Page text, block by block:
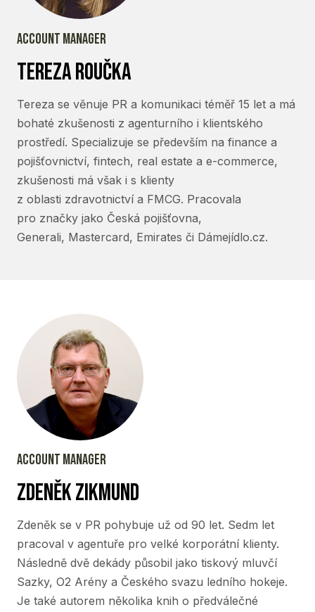
account manager
tereza roučka
Tereza se věnuje PR a komunikaci téměř 15 let a má
bohaté zkušenosti z agenturního i klientského
prostředí. Specializuje se především na finance a
pojišťovnictví, fintech, real estate a e-commerce,
zkušenosti má však i s klienty
z oblasti zdravotnictví a FMCG. Pracovala
pro značky jako Česká pojišťovna,
Generali, Mastercard, Emirates či Dámejídlo.cz.
Account manager
Zdeněk zikmund
Zdeněk se v PR pohybuje už od 90 let. Sedm let
pracoval v agentuře pro velké korporátní klienty.
Následně dvě dekády působil jako tiskový mluvčí
Sazky, O2 Arény a Českého svazu ledního hokeje.
Je také autorem několika knih o předválečné